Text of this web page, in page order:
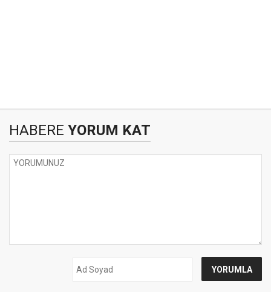
HABERE YORUM KAT